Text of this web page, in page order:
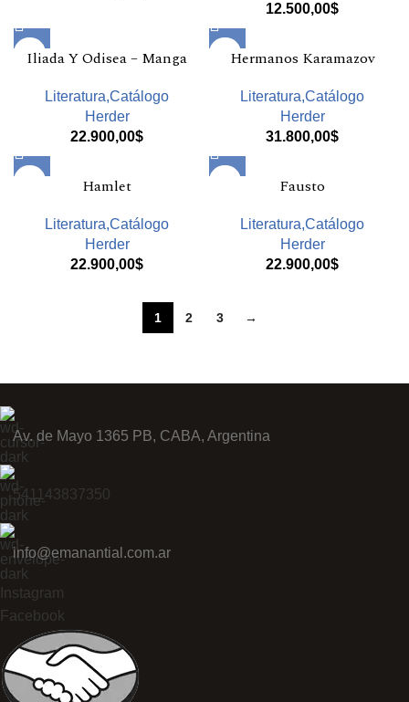
12.500,00$
Iliada Y Odisea – Manga
Literatura,Catálogo
Herder
22.900,00$
Hermanos Karamazov
Literatura,Catálogo
Herder
31.800,00$
Hamlet
Literatura,Catálogo
Herder
22.900,00$
Fausto
Literatura,Catálogo
Herder
22.900,00$
1 2 3 →
Av. de Mayo 1365 PB, CABA, Argentina
541143837350
info@emanantial.com.ar
Instagram
Facebook